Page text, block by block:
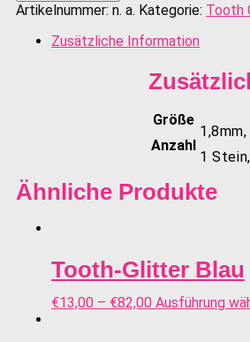
Artikelnummer: n. a. Kategorie: Tooth
Zusätzliche Information
Größe
Anzahl
1
Ähnliche Produkte
Tooth-Glitter Blau
€13,00 – €82,00 Ausführung